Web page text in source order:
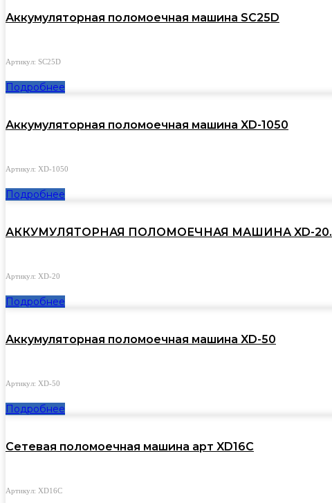
Аккумуляторная поломоечная машина SC25D
Артикул: SC25D
Подробнее
Аккумуляторная поломоечная машина XD-1050
Артикул: XD-1050
Подробнее
АККУМУЛЯТОРНАЯ ПОЛОМОЕЧНАЯ МАШИНА XD-20.
Артикул: XD-20
Подробнее
Аккумуляторная поломоечная машина XD-50
Артикул: XD-50
Подробнее
Сетевая поломоечная машина арт XD16C
Артикул: XD16C